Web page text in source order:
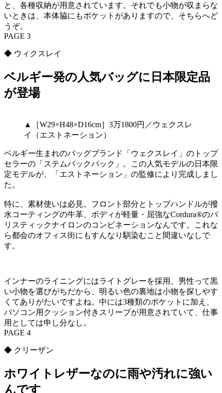
と、各種収納が用意されています。それでも小物が収まらな
いときは、本体脇にもポケットがありますので、そちらへど
うぞ。
PAGE 3
◆ ウィクスレイ
ベルギー発の人気バッグに日本限定品
が登場
▲［W29×H48×D16cm］3万1800円／ウェクスレ
イ（エストネーション）
ベルギー生まれのバッグブランド「ウェクスレイ」のトップ
セラーの「ステムバックパック」。この人気モデルの日本限
定モデルが、「エストネーション」の監修により完成しまし
た。
特に、素材使いは必見。フロント部分とトップハンドルが撥
水コーティングの牛革、ボディが軽量・屈強なCordura®のバ
リスティックナイロンのコンビネーションなんです。これな
ら都会のオフィス街にもすんなり馴染むこと間違いなしで
す。
インナーのライニングにはライトグレーを採用。男性って黒
い小物を選びがちだから、明るい色の裏地は小物を探しやす
くてありがたいですよね。中には3種類のポケットに加え、
パソコン用クッション付きスリーブが用意されていて、仕事
用としては申し分なし。
PAGE 4
◆ クリーザン
ホワイトレザーなのに雨や汚れに強い
んです